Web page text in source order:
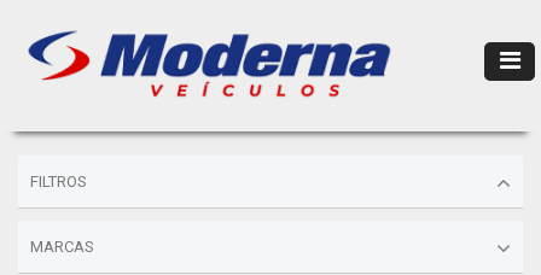
FILTROS
MARCAS